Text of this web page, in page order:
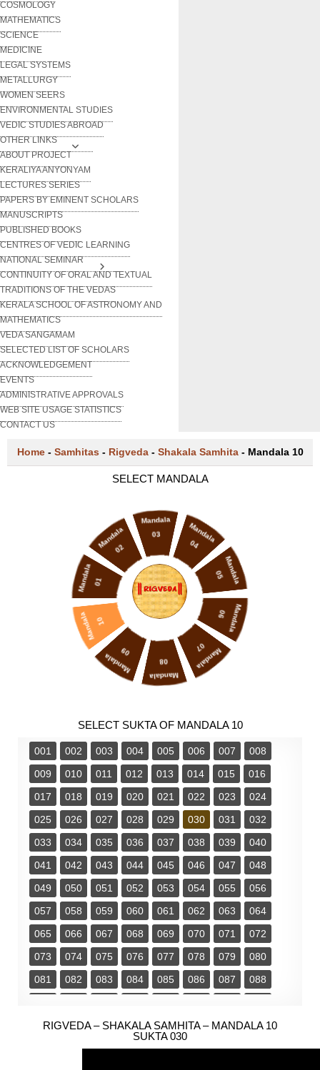
COSMOLOGY
MATHEMATICS
SCIENCE
MEDICINE
LEGAL SYSTEMS
METALLURGY
WOMEN SEERS
ENVIRONMENTAL STUDIES
VEDIC STUDIES ABROAD
OTHER LINKS
ABOUT PROJECT
KERALIYA ANYONYAM
LECTURES SERIES
PAPERS BY EMINENT SCHOLARS
MANUSCRIPTS
PUBLISHED BOOKS
CENTRES OF VEDIC LEARNING
NATIONAL SEMINAR
CONTINUITY OF ORAL AND TEXTUAL
TRADITIONS OF THE VEDAS
KERALA SCHOOL OF ASTRONOMY AND
MATHEMATICS
VEDA SANGAMAM
SELECTED LIST OF SCHOLARS
ACKNOWLEDGEMENT
EVENTS
ADMINISTRATIVE APPROVALS
WEB SITE USAGE STATISTICS
CONTACT US
Home - Samhitas - Rigveda - Shakala Samhita - Mandala 10
SELECT MANDALA
Mandala 01
Mandala
02
Mandala
03 Mandala
04
Mandala
05
Mandala
06
Mandala
07
Mandala
08
Mandala
09
Mandala 10
SELECT SUKTA OF MANDALA 10
001 002 003 004 005 006 007
008
009
010 011 012 013 014 015
016
017
018 019 020 021 022 023
024
025
026 027 028 029 030 031
032
033
034 035 036 037 038 039
040
041
042 043 044 045 046 047
048
049
050 051 052 053 054 055
056
057
058 059 060 061 062 063
064
065
066 067 068 069 070 071
072
073
074 075 076 077 078 079
080
081
082 083 084 085 086 087
088
097
098 099 100 101 102 103
104
107 108 109 110 111
112
RIGVEDA – SHAKALA SAMHITA – MANDALA 10
SUKTA 030